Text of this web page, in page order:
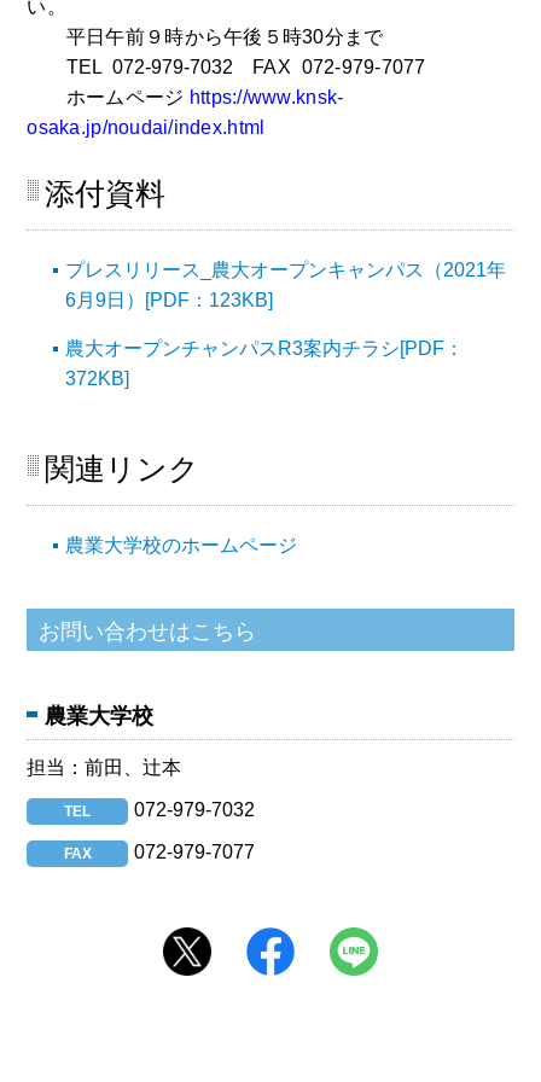
い。
平日午前９時から午後５時30分まで
TEL 072-979-7032 FAX 072-979-7077
ホームページ https://www.knsk-
osaka.jp/noudai/index.html
添付資料
プレスリリース_農大オープンキャンパス（2021年
6月9日）[PDF：123KB]
農大オープンチャンパスR3案内チラシ[PDF：
372KB]
関連リンク
農業大学校のホームページ
農業大学校
担当：前田、辻本
TEL 072-979-7032
FAX 072-979-7077